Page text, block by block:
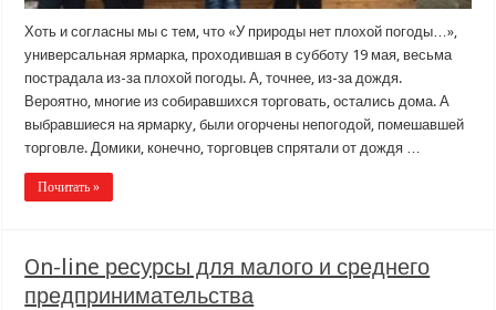
Хоть и согласны мы с тем, что «У природы нет плохой погоды…»,
универсальная ярмарка, проходившая в субботу 19 мая, весьма
пострадала из-за плохой погоды. А, точнее, из-за дождя.
Вероятно, многие из собиравшихся торговать, остались дома. А
выбравшиеся на ярмарку, были огорчены непогодой, помешавшей
торговле. Домики, конечно, торговцев спрятали от дождя …
Почитать »
On-line ресурсы для малого и среднего
предпринимательства